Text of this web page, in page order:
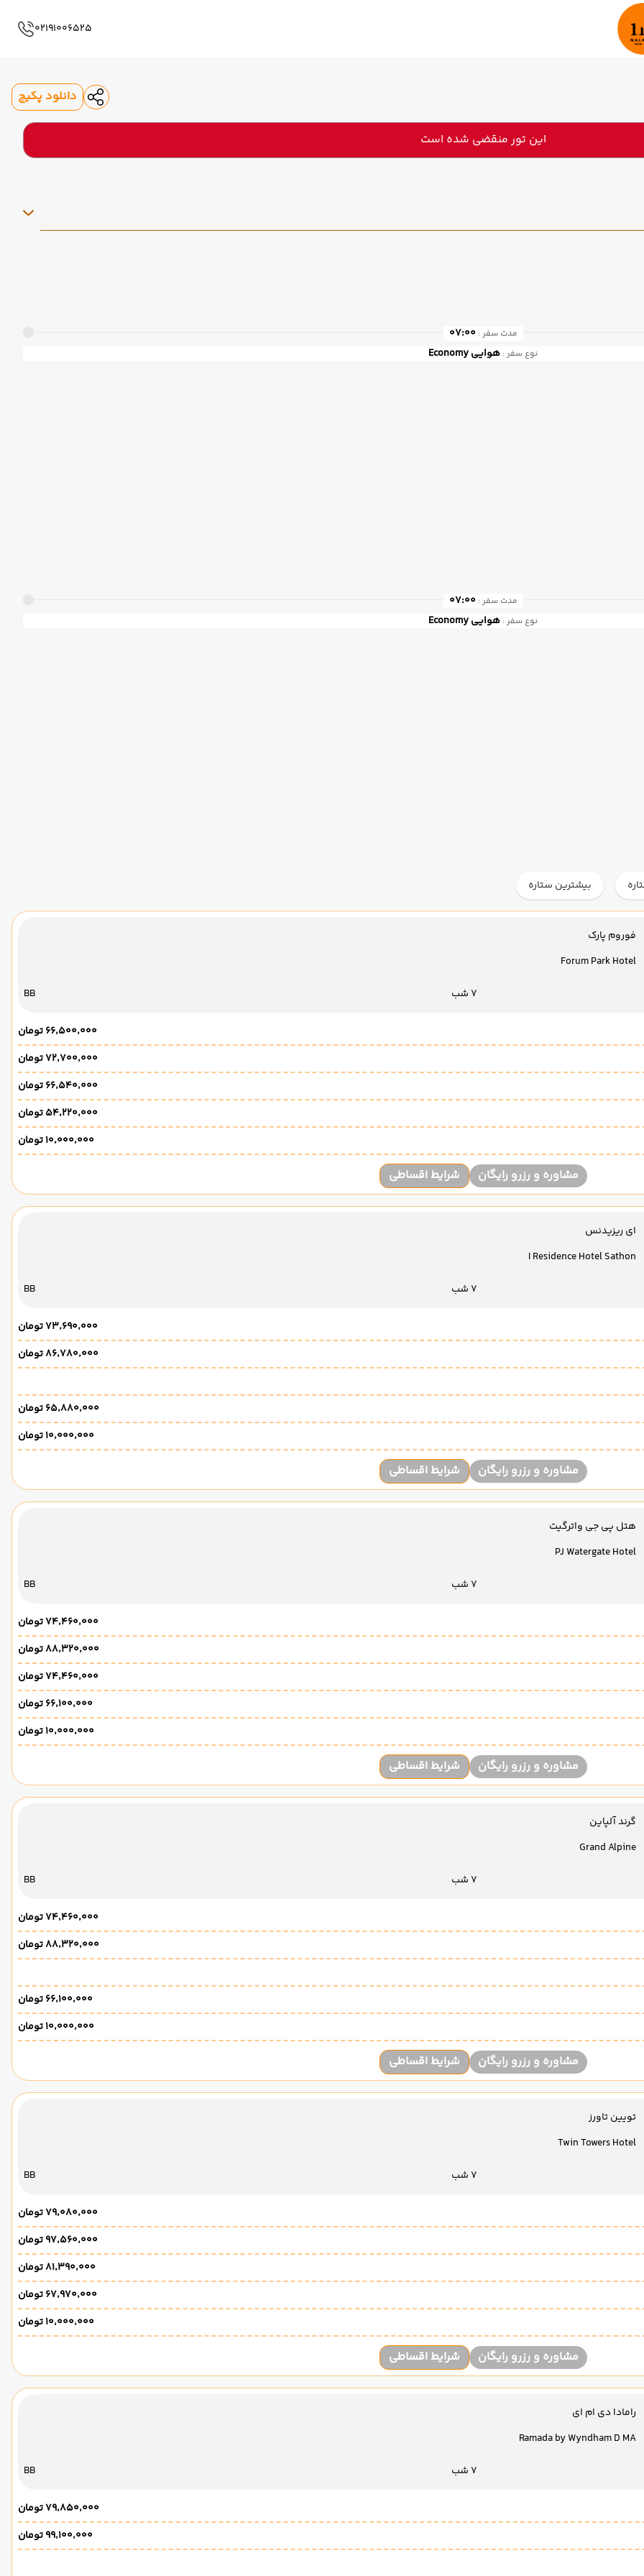
02191006525
دانلود پکیج
این تور منقضی شده است
مدت سفر :07:00
نوع سفر : هوایی
مدت سفر :07:00
نوع سفر : هوایی
بیشترین ستاره
فوروم پارک
Forum Park Hotel
7 شب BB
۶۶٬۵۰۰٬۰۰۰ تومان
۷۲٬۷۰۰٬۰۰۰ تومان
۶۶٬۵۴۰٬۰۰۰ تومان
۵۴٬۲۲۰٬۰۰۰ تومان
۱۰٬۰۰۰٬۰۰۰ تومان
مشاوره و رزرو رایگان شرایط اقساطی
ای ریزیدنس
I Residence Hotel Sathon
7 شب BB
۷۳٬۶۹۰٬۰۰۰ تومان
۸۶٬۷۸۰٬۰۰۰ تومان
۶۵٬۸۸۰٬۰۰۰ تومان
۱۰٬۰۰۰٬۰۰۰ تومان
مشاوره و رزرو رایگان شرایط اقساطی
هتل پی جی واترگیت
PJ Watergate Hotel
7 شب BB
۷۴٬۴۶۰٬۰۰۰ تومان
۸۸٬۳۲۰٬۰۰۰ تومان
۷۴٬۴۶۰٬۰۰۰ تومان
۶۶٬۱۰۰٬۰۰۰ تومان
۱۰٬۰۰۰٬۰۰۰ تومان
مشاوره و رزرو رایگان شرایط اقساطی
گرند آلپاین
Grand Alpine
7 شب BB
۷۴٬۴۶۰٬۰۰۰ تومان
۸۸٬۳۲۰٬۰۰۰ تومان
۶۶٬۱۰۰٬۰۰۰ تومان
۱۰٬۰۰۰٬۰۰۰ تومان
مشاوره و رزرو رایگان شرایط اقساطی
تویین تاورز
Twin Towers Hotel
7 شب BB
۷۹٬۰۸۰٬۰۰۰ تومان
۹۷٬۵۶۰٬۰۰۰ تومان
۸۱٬۳۹۰٬۰۰۰ تومان
۶۷٬۹۷۰٬۰۰۰ تومان
۱۰٬۰۰۰٬۰۰۰ تومان
مشاوره و رزرو رایگان شرایط اقساطی
رامادا دی ام ای
Ramada by Wyndham D MA
7 شب BB
۷۹٬۸۵۰٬۰۰۰ تومان
۹۹٬۱۰۰٬۰۰۰ تومان